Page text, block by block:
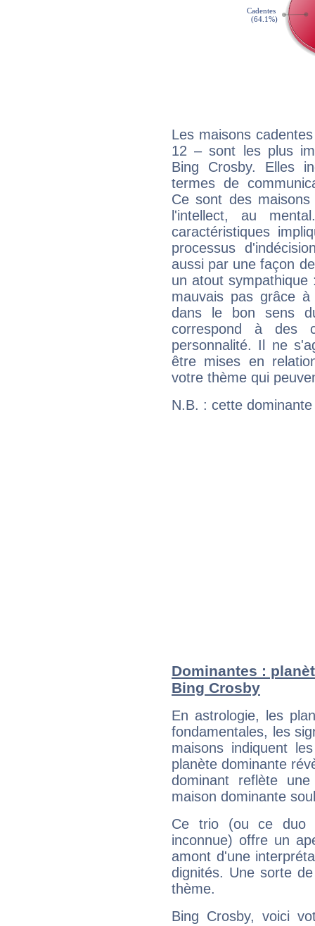
Les maisons
12 – sont les plus
Bing Crosby. Elles
termes de
Ce sont des
l'intellect, au
caractéristiques
processus
aussi par une façon
un atout
mauvais pas grâce
dans le bon sens
correspond à des
personnalité. Il ne
être mises en
votre thème qui
N.B. : cette
Dominantes :
Bing Crosby
En astrologie, les
fondamentales, les
maisons indiquent
planète dominante
dominant reflète
maison dominante
Ce trio (ou ce duo
inconnue) offre un
amont d'une
dignités. Une sorte
thème.
Bing Crosby, voici